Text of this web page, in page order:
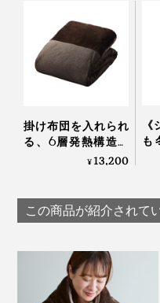
グレーの光の反射率は
の木々、あらゆる自
私たちが自然を眺める
状態にありますが、『
も、同じように目が安ら
さに、癒しのグレーです。
掛け布団を入れられ
る、6層発熱構造の
「オールインワン毛
¥13,200
も
この商品が紹介されて